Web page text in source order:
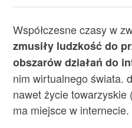
Współczesne czasy w
zmusiły ludzkość do
obszarów działań do
nim wirtualnego świata.
nawet życie towarzyskie
ma miejsce w internecie.